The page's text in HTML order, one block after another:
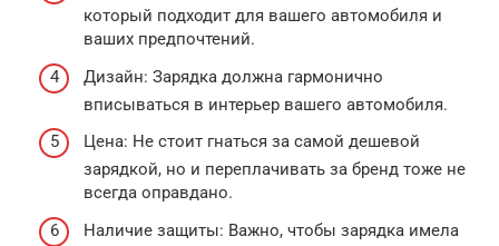
который подходит для вашего автомобиля и
ваших предпочтений.
Дизайн: Зарядка должна гармонично
вписываться в интерьер вашего автомобиля.
Цена: Не стоит гнаться за самой дешевой
зарядкой, но и переплачивать за бренд тоже не
всегда оправдано.
Наличие защиты: Важно, чтобы зарядка имела